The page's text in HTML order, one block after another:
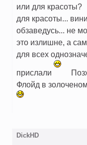
или для красоты?
для красоты...
обзаведусь... не
это излишне, а
для всех
прислали
Флойд в
DickHD